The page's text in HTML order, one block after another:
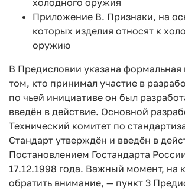
Приложение В. Признаки, на
которых изделия относят к
оружию
В Предисловии указана
том, кто принимал участие в
по чьей инициативе он был
введён в действие. Основной
Технический комитет по
Стандарт утверждён и введён в
Постановлением Гостандарта
17.12.1998 года. Важный момент, на
обратить внимание, — пункт 3